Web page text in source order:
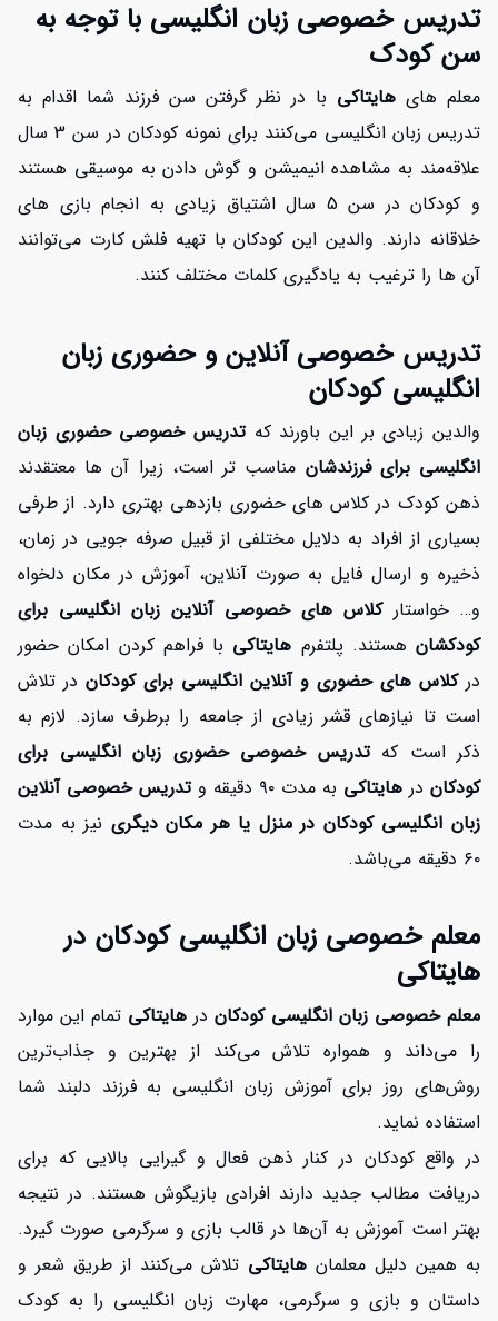
تدریس خصوصی زبان انگلیسی با توجه به
سن کودک
معلم های هایتاکی با در نظر گرفتن سن فرزند شما اقدام به
تدریس زبان انگلیسی می‌کنند برای نمونه کودکان در سن 3 سال
علاقه‌مند به مشاهده انیمیشن و گوش دادن به موسیقی هستند
و کودکان در سن 5 سال اشتیاق زیادی به انجام بازی های
خلاقانه دارند. والدین این کودکان با تهیه فلش کارت می‌توانند
آن ها را ترغیب به یادگیری کلمات مختلف کنند.
تدریس خصوصی آنلاین و حضوری زبان
انگلیسی کودکان
والدین زیادی بر این باورند کهتدریس خصوصی حضوری زبان
انگلیسی برای فرزندشان مناسب تر است، زیرا آن ها معتقدند
ذهن کودک در کلاس های حضوری بازدهی بهتری دارد. از طرفی
بسیاری از افراد به دلایل مختلفی از قبیل صرفه جویی در زمان،
ذخیره و ارسال فایل به صورت آنلاین، آموزش در مکان دلخواه
و… خواستار کلاس های خصوصی آنلاین زبان انگلیسی برای
کودکشان هستند. پلتفرم هایتاکی با فراهم کردن امکان حضور
درکلاس های حضوری و آنلاین انگلیسی برای کودکان در تلاش
است تا نیازهای قشر زیادی از جامعه را برطرف سازد. لازم به
ذکر است کهتدریس خصوصی حضوری زبان انگلیسی برای
کودکان در هایتاکی به مدت ۹۰ دقیقه و
تدریس خصوصی آنلاین
زبان انگلیسی کودکان در منزل یا هر مکان دیگری نیز به مدت
۶۰ دقیقه می‌باشد.
معلم خصوصی زبان انگلیسی کودکان در
هایتاکی
معلم خصوصی زبان انگلیسی کودکان در هایتاکی تمام این موارد
را می‌داند و همواره تلاش می‌کند از بهترین و جذاب‌ترین
روش‌های روز برای آموزش زبان انگلیسی به فرزند دلبند شما
استفاده نماید.
در واقع کودکان در کنار ذهن فعال و گیرایی بالایی که برای
دریافت مطالب جدید دارند افرادی بازیگوش هستند. در نتیجه
بهتر است آموزش به آن‌ها در قالب بازی و سرگرمی صورت گیرد.
به همین دلیل معلمان هایتاکی تلاش می‌کنند از طریق شعر و
داستان و بازی و سرگرمی، مهارت زبان انگلیسی را به کودک